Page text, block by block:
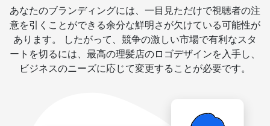
あなたのブランディングには、一目見ただけで視聴者の注
意を引くことができる余分な鮮明さが欠けている可能性が
あります。 したがって、競争の激しい市場で有利なスタ
ートを切るには、最高の理髪店のロゴデザインを入手し、
ビジネスのニーズに応じて変更することが必要です。